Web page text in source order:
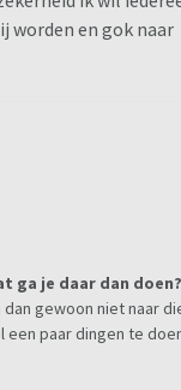
worden en gok naar
ga je daar dan doen?
gewoon niet naar
een paar dingen te